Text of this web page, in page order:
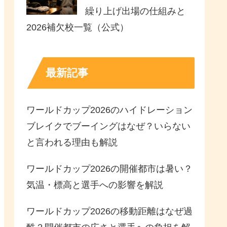
繰り上げ出場の仕組みと
2026補欠校一覧（公式）
最新記事
ワールドカップ2026のハイドレーション
ブレイクでブーイングはなぜ？いらない
と言われる理由も解説
ワールドカップ2026の開催都市は暑い？
気温・標高と選手への影響を解説
ワールドカップ2026の移動距離はなぜ過